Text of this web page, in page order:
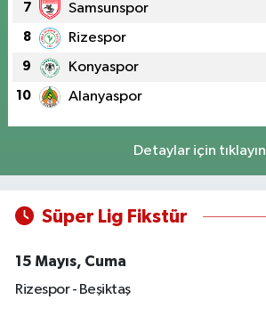
7 Samsunspor
8 Rizespor
9 Konyaspor
10 Alanyaspor
Detaylar için tıklayın
Süper Lig Fikstür
15 Mayıs, Cuma
Rizespor - Beşiktaş